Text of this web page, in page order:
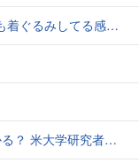
に人間が入ってそうな写真いろいろ
学研究者らが検証。